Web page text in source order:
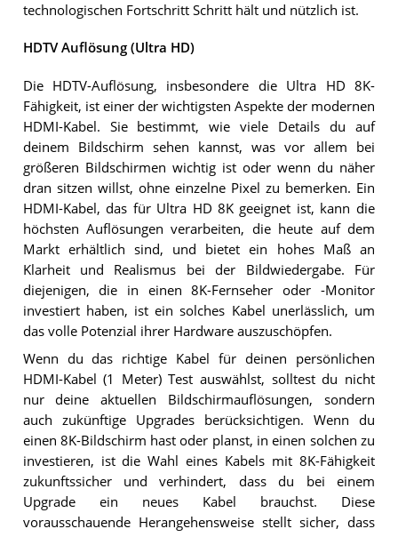
technologischen Fortschritt Schritt hält und nützlich ist.
HDTV Auflösung (Ultra HD)
Die HDTV-Auflösung, insbesondere die Ultra HD 8K-
Fähigkeit, ist einer der wichtigsten Aspekte der modernen
HDMI-Kabel. Sie bestimmt, wie viele Details du auf
deinem Bildschirm sehen kannst, was vor allem bei
größeren Bildschirmen wichtig ist oder wenn du näher
dran sitzen willst, ohne einzelne Pixel zu bemerken. Ein
HDMI-Kabel, das für Ultra HD 8K geeignet ist, kann die
höchsten Auflösungen verarbeiten, die heute auf dem
Markt erhältlich sind, und bietet ein hohes Maß an
Klarheit und Realismus bei der Bildwiedergabe. Für
diejenigen, die in einen 8K-Fernseher oder -Monitor
investiert haben, ist ein solches Kabel unerlässlich, um
das volle Potenzial ihrer Hardware auszuschöpfen.
Wenn du das richtige Kabel für deinen persönlichen
HDMI-Kabel (1 Meter) Test auswählst, solltest du nicht
nur deine aktuellen Bildschirmauflösungen, sondern
auch zukünftige Upgrades berücksichtigen. Wenn du
einen 8K-Bildschirm hast oder planst, in einen solchen zu
investieren, ist die Wahl eines Kabels mit 8K-Fähigkeit
zukunftssicher und verhindert, dass du bei einem
Upgrade ein neues Kabel brauchst. Diese
vorausschauende Herangehensweise stellt sicher, dass